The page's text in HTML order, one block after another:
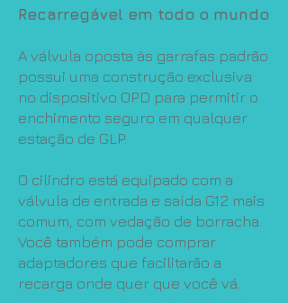
Recarregável em todo o mundo
A válvula oposta às garrafas padrão
possui uma construção exclusiva
no dispositivo OPD para permitir o
enchimento seguro em qualquer
estação de GLP.
O cilindro está equipado com a
válvula de entrada e saída G12 mais
comum, com vedação de borracha.
Você também pode comprar
adaptadores que facilitarão a
recarga onde quer que você vá.